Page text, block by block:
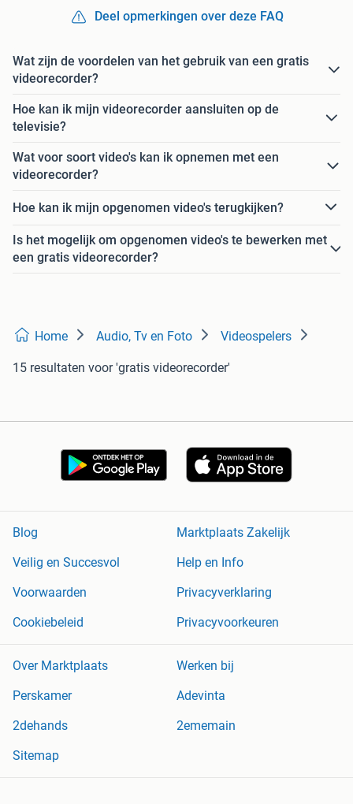
Deel opmerkingen over deze FAQ
Wat zijn de voordelen van het gebruik van een gratis
videorecorder?
Hoe kan ik mijn videorecorder aansluiten op de
televisie?
Wat voor soort video's kan ik opnemen met een
videorecorder?
Hoe kan ik mijn opgenomen video's terugkijken?
Is het mogelijk om opgenomen video's te bewerken met
een gratis videorecorder?
Home Audio, Tv en Foto Videospelers
15 resultaten voor 'gratis videorecorder'
Blog
Marktplaats Zakelijk
Veilig en Succesvol
Help en Info
Voorwaarden
Privacyverklaring
Cookiebeleid
Privacyvoorkeuren
Over Marktplaats
Werken bij
Perskamer
Adevinta
2dehands
2ememain
Sitemap